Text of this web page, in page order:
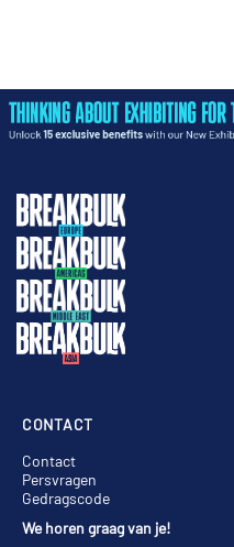
CONTACT
Contact
Persvragen
Gedragscode
We horen graag van je!